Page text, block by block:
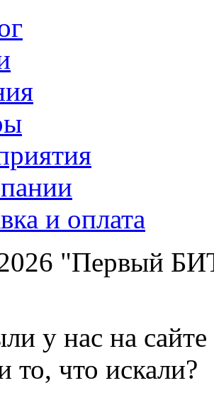
и оплата
"Первый
у нас на сайте
то, что искали?